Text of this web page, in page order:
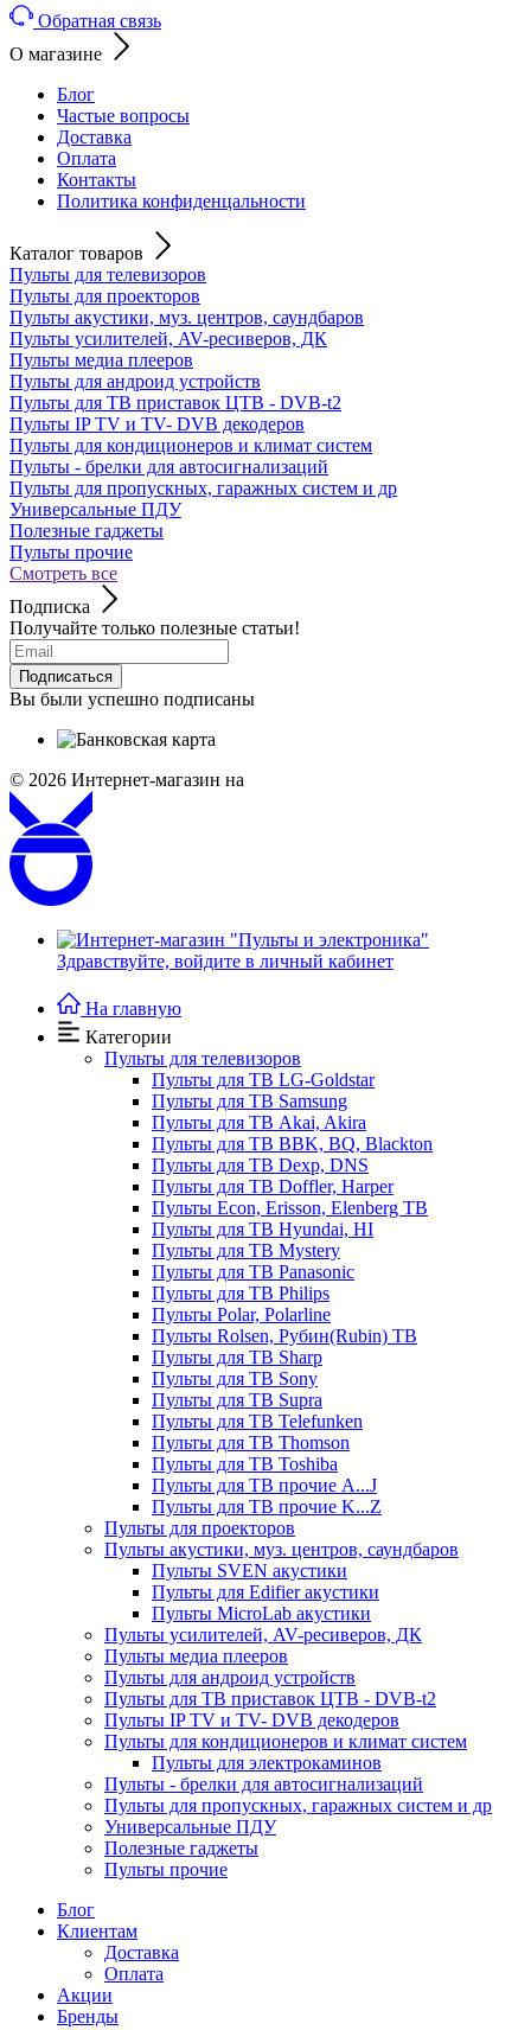
Обратная связь
О магазине
Блог
Частые вопросы
Доставка
Оплата
Контакты
Политика конфиденцальности
Каталог товаров
Пульты для телевизоров
Пульты для проекторов
Пульты акустики, муз. центров, саундбаров
Пульты усилителей, AV-ресиверов, ДК
Пульты медиа плееров
Пульты для андроид устройств
Пульты для ТВ приставок ЦТВ - DVB-t2
Пульты IP TV и TV- DVB декодеров
Пульты для кондиционеров и климат систем
Пульты - брелки для автосигнализаций
Пульты для пропускных, гаражных систем и др
Универсальные ПДУ
Полезные гаджеты
Пульты прочие
Смотреть все
Подписка
Получайте только полезные статьи!
Подписаться
Вы были успешно подписаны
© 2026 Интернет-магазин на
Здравствуйте, войдите в личный кабинет
На главную
Категории
Пульты для телевизоров
Пульты для ТВ LG-Goldstar
Пульты для ТВ Samsung
Пульты для ТВ Akai, Akira
Пульты для ТВ BBK, BQ, Blackton
Пульты для ТВ Dexp, DNS
Пульты для ТВ Doffler, Harper
Пульты Econ, Erisson, Elenberg ТВ
Пульты для ТВ Hyundai, HI
Пульты для ТВ Mystery
Пульты для ТВ Panasonic
Пульты для ТВ Philips
Пульты Polar, Polarline
Пульты Rolsen, Рубин(Rubin) ТВ
Пульты для ТВ Sharp
Пульты для ТВ Sony
Пульты для ТВ Supra
Пульты для ТВ Telefunken
Пульты для ТВ Thomson
Пульты для ТВ Toshiba
Пульты для ТВ прочие A...J
Пульты для ТВ прочие K...Z
Пульты для проекторов
Пульты акустики, муз. центров, саундбаров
Пульты SVEN акустики
Пульты для Edifier акустики
Пульты MicroLab акустики
Пульты усилителей, AV-ресиверов, ДК
Пульты медиа плееров
Пульты для андроид устройств
Пульты для ТВ приставок ЦТВ - DVB-t2
Пульты IP TV и TV- DVB декодеров
Пульты для кондиционеров и климат систем
Пульты для электрокаминов
Пульты - брелки для автосигнализаций
Пульты для пропускных, гаражных систем и др
Универсальные ПДУ
Полезные гаджеты
Пульты прочие
Блог
Клиентам
Доставка
Оплата
Акции
Бренды